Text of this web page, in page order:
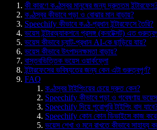
কী কারণে কণ্ঠস্বর মানুষের জন্য দ্রুততম
কণ্ঠস্বর কীভাবে পড়া ও বোঝার মান বাড়ায়?
Speechify কীভাবে কণ্ঠ-প্রধান ইন্টারফেসে তৈরি?
ভয়েস ইন্টারঅ্যাকশনে প্রসঙ্গ (কনটেক্সট) এত
ভয়েস কীভাবে চ্যাট-প্রধান AI-কে ছাড়িয়ে যায়?
ভয়েস কীভাবে উৎপাদনক্ষমতা বাড়ায়?
বাস্তবভিত্তিক ভয়েস ওয়ার্কফ্লো
ইন্টারফেসের ভবিষ্যতের জন্য কেন এটা গুরুত্বপূর্ণ?
FAQ
কণ্ঠস্বর টাইপিংয়ের চেয়ে দ্রুত কেন?
Speechify কীভাবে পড়া ও গবেষণায় ভয়েস
Speechify দিয়ে পুরোপুরি টাইপিং বাদ
Speechify কোন কোন ডিভাইসে কাজ
ভয়েস শেখা ও মনে রাখতে কীভাবে সাহায্য